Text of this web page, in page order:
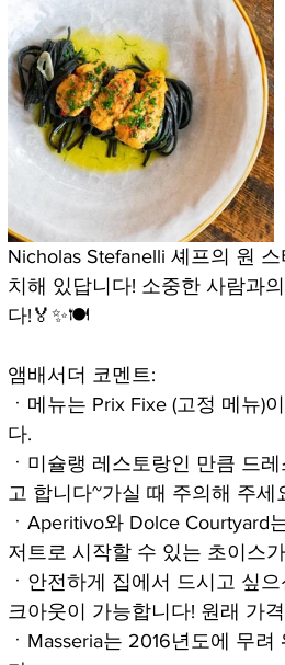
맛집/여행지
Nicholas Stefanelli 셰프의 원
치해 있답니다! 소중한 사람과
다!🏅✨🍽
앰배서더 코멘트:
ㆍ메뉴는 Prix Fixe (고정 메뉴)
다.
ㆍ미슐랭 레스토랑인 만큼 드
고 합니다~가실 때 주의해 주세
ㆍAperitivo와 Dolce Courtyard
저트로 시작할 수 있는 초이스
ㆍ안전하게 집에서 드시고 싶
크아웃이 가능합니다! 원래 가
ㆍMasseria는 2016년도에 무